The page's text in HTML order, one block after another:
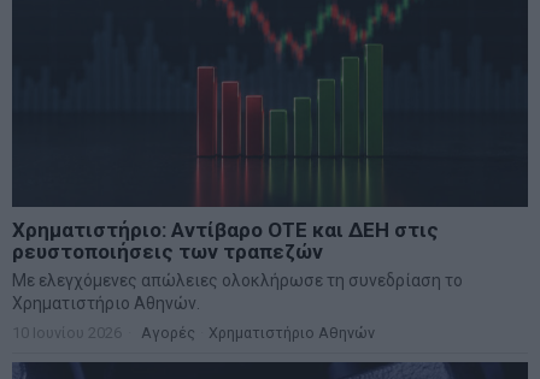
Χρηματιστήριο: Αντίβαρο ΟΤΕ και ΔΕΗ στις
ρευστοποιήσεις των τραπεζών
Με ελεγχόμενες απώλειες ολοκλήρωσε τη συνεδρίαση το
Χρηματιστήριο Αθηνών.
10 Ιουνίου 2026 Αγορές Χρηματιστήριο Αθηνών